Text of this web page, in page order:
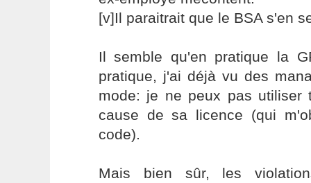
[v]Il paraitrait que le BSA s'en
Il semble qu'en pratique la
pratique, j'ai déjà vu des
mode: je ne peux pas utiliser
cause de sa licence (qui
code).
Mais bien sûr, les